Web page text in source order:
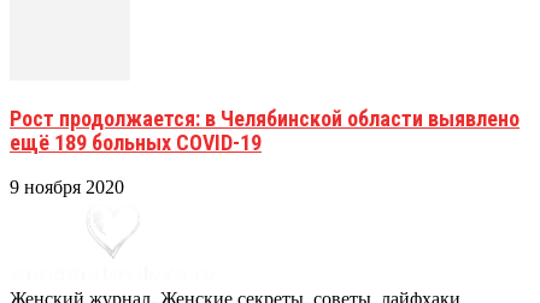
Рост продолжается: в Челябинской области выявлено
ещё 189 больных COVID-19
9 ноября 2020
Женский журнал. Женские секреты, советы, лайфхаки